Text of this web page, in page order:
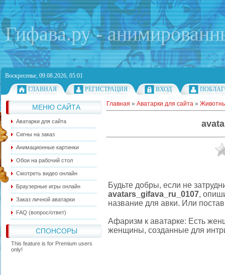
Гифава.ру -
Воскресенье, 09.08.2026, 05:01
ГЛАВНАЯ
РЕГИСТРАЦИЯ ВХОД
МЕНЮ САЙТА
Аватарки для сайта
Сигны на заказ
Анимационные картинки
Обои на рабочий стол
Смотреть видео онлайн
Браузерные игры онлайн
Заказ личной аватарки
FAQ (вопрос/ответ)
СПОНСОРЫ
This feature is for Premium users
only!
Главная » Аватарки для сайта »
Будьте добры, если не
avatars_gifava_ru_0107,
название для авки. Или
Афаризм к аватарке: Есть
женщины, созданные для